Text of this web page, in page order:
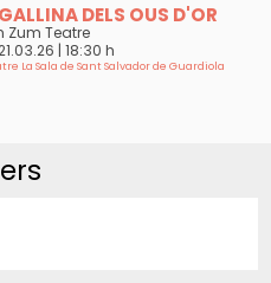
DELS OUS D'OR
Zum Teatre
| 18:30 h
La Sala de Sant Salvador de Guardiola